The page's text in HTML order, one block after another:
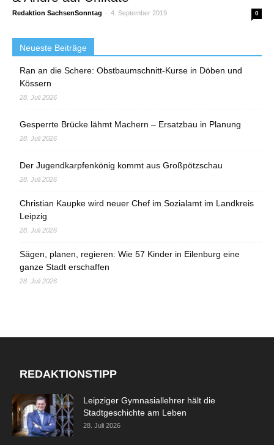
Redaktion SachsenSonntag - 4. September 2019 0
Neueste Beiträge
Ran an die Schere: Obstbaumschnitt-Kurse in Döben und
Kössern
28. Juli 2026
Gesperrte Brücke lähmt Machern – Ersatzbau in Planung
28. Juli 2026
Der Jugendkarpfenkönig kommt aus Großpötzschau
28. Juli 2026
Christian Kaupke wird neuer Chef im Sozialamt im Landkreis
Leipzig
28. Juli 2026
Sägen, planen, regieren: Wie 57 Kinder in Eilenburg eine
ganze Stadt erschaffen
28. Juli 2026
REDAKTIONSTIPP
Leipziger Gymnasiallehrer hält die
Stadtgeschichte am Leben
28. Juli 2026